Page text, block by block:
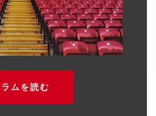
ラムを読む